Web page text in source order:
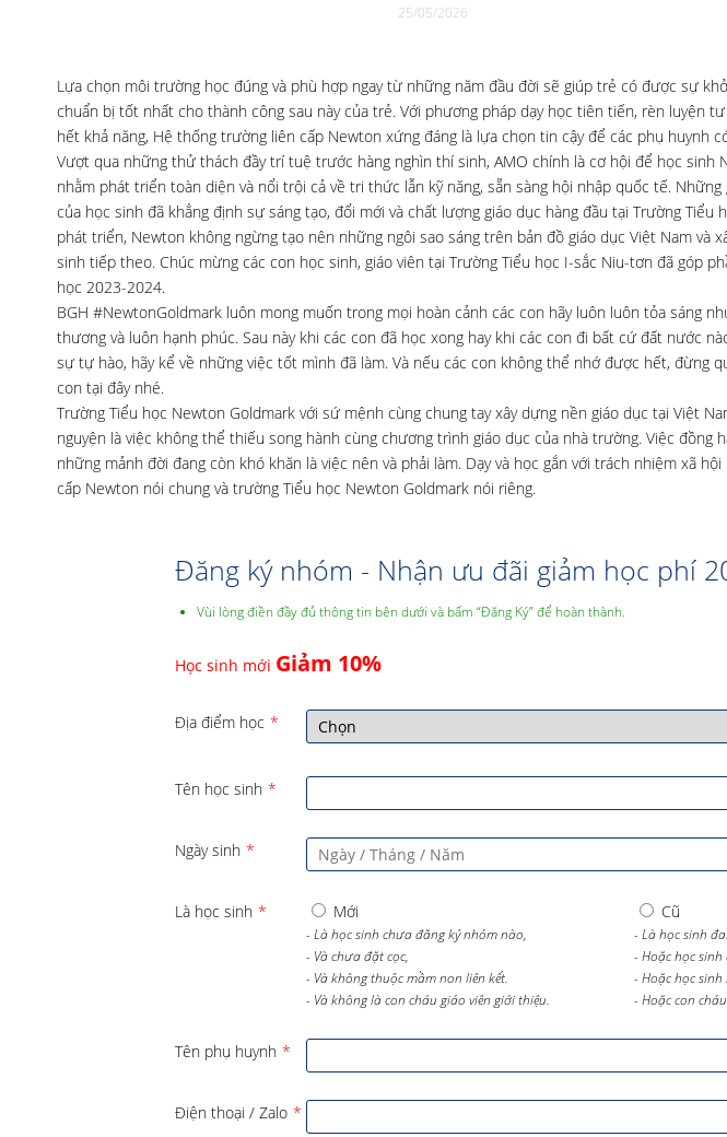
25/05/2026
Lựa chọn môi trường học đúng và phù hợp ngay từ những năm đầu đời sẽ giúp trẻ có được sự
chuẩn bị tốt nhất cho thành công sau này của trẻ. Với phương pháp dạy học tiên tiến, rèn luyện
hết khả năng, Hệ thống trường liên cấp Newton xứng đáng là lựa chọn tin cậy để các phụ huynh
Vượt qua những thử thách đầy trí tuệ trước hàng nghìn thí sinh, AMO chính là cơ hội để học sinh
nhằm phát triển toàn diện và nổi trội cả về tri thức lẫn kỹ năng, sẵn sàng hội nhập quốc tế.
của học sinh đã khẳng định sự sáng tạo, đổi mới và chất lượng giáo dục hàng đầu tại Trường Tiểu
phát triển, Newton không ngừng tạo nên những ngôi sao sáng trên bản đồ giáo dục Việt Nam và
sinh tiếp theo. Chúc mừng các con học sinh, giáo viên tại Trường Tiểu học I-sắc Niu-tơn đã góp
học 2023-2024.
BGH #NewtonGoldmark luôn mong muốn trong mọi hoàn cảnh các con hãy luôn luôn tỏa sáng
thương và luôn hạnh phúc. Sau này khi các con đã học xong hay khi các con đi bất cứ đất nước
sự tự hào, hãy kể về những việc tốt mình đã làm. Và nếu các con không thể nhớ được hết, đừng
con tại đây nhé.
Trường Tiểu học Newton Goldmark với sứ mệnh cùng chung tay xây dựng nền giáo dục tại Việt
nguyện là việc không thể thiếu song hành cùng chương trình giáo dục của nhà trường. Việc
những mảnh đời đang còn khó khăn là việc nên và phải làm. Dạy và học gắn với trách nhiệm xã
cấp Newton nói chung và trường Tiểu học Newton Goldmark nói riêng.
Đăng ký nhóm - Nhận ưu đãi giảm học phí
Vùi lòng điền đầy đủ thông tin bên dưới và bấm “Đăng Ký” để hoàn thành.
Học sinh mới Giảm 10%
Địa điểm học *
Tên học sinh *
Ngày sinh *
Là học sinh * Mới
- Là học sinh chưa đăng ký nhóm nào,
- Và chưa đặt cọc,
- Và không thuộc mầm non liên kết.
- Và không là con cháu giáo viên giới thiệu.
Cũ
- Là học sinh
- Hoặc học sinh
- Hoặc học
- Hoặc con
Tên phụ huynh *
Điện thoại / Zalo *